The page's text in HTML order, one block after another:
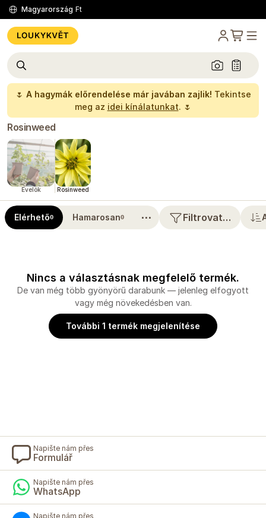
Magyarország Ft
🌷 A hagymák előrendelése már javában zajlik! Tekintse
meg az idei kínálatunkat. 🌷
Rosinweed
Évelők Rosinweed
Elérhető0 Hamarosan0 ⋯ Filtrovat…
Nincs a választásnak megfelelő termék.
De van még több gyönyörű darabunk — jelenleg elfogyott
vagy még növekedésben van.
További 1 termék megjelenítése
Napište nám přes
Formulář
Napište nám přes
WhatsApp
Napište nám přes